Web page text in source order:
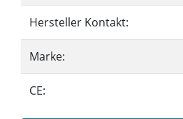
Hersteller Kontakt:
Marke:
CE: